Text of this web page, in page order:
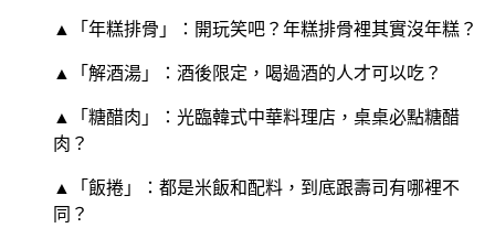
▲「年糕排骨」：開玩笑吧？年糕排骨裡其實沒年糕？
▲「解酒湯」：酒後限定，喝過酒的人才可以吃？
▲「糖醋肉」：光臨韓式中華料理店，桌桌必點糖醋
肉？
▲「飯捲」：都是米飯和配料，到底跟壽司有哪裡不
同？